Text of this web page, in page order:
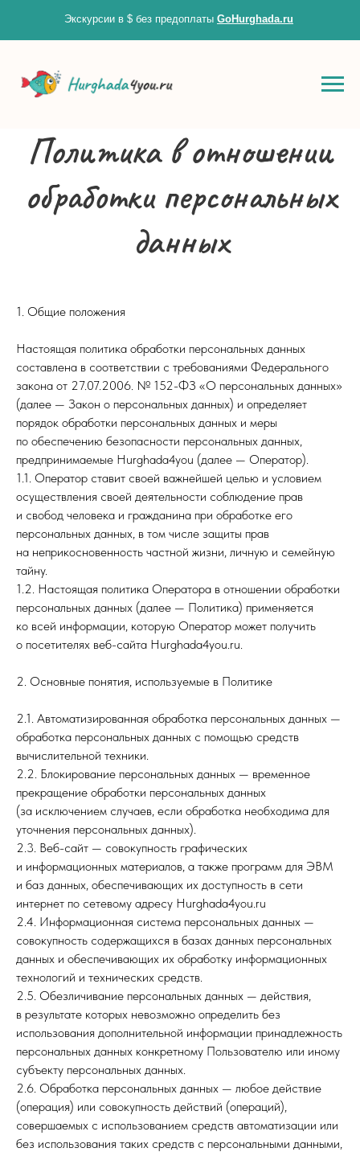
Zero
Экскурсии в $ без предоплаты GoHurghada.ru
create your own
block from scratch
Политика в отношении
обработки персональных
данных
1. Общие положения
Настоящая политика обработки персональных данных
составлена в соответствии с требованиями Федерального
закона от 27.07.2006. № 152-ФЗ «О персональных данных»
(далее — Закон о персональных данных) и определяет
порядок обработки персональных данных и меры
по обеспечению безопасности персональных данных,
предпринимаемые Hurghada4you (далее — Оператор).
1.1. Оператор ставит своей важнейшей целью и условием
осуществления своей деятельности соблюдение прав
и свобод человека и гражданина при обработке его
персональных данных, в том числе защиты прав
на неприкосновенность частной жизни, личную и семейную
тайну.
1.2. Настоящая политика Оператора в отношении обработки
персональных данных (далее — Политика) применяется
ко всей информации, которую Оператор может получить
о посетителях веб-сайта Hurghada4you.ru.
2. Основные понятия, используемые в Политике
2.1. Автоматизированная обработка персональных данных —
обработка персональных данных с помощью средств
вычислительной техники.
2.2. Блокирование персональных данных — временное
прекращение обработки персональных данных
(за исключением случаев, если обработка необходима для
уточнения персональных данных).
2.3. Веб-сайт — совокупность графических
и информационных материалов, а также программ для ЭВМ
и баз данных, обеспечивающих их доступность в сети
интернет по сетевому адресу Hurghada4you.ru
2.4. Информационная система персональных данных —
совокупность содержащихся в базах данных персональных
данных и обеспечивающих их обработку информационных
технологий и технических средств.
2.5. Обезличивание персональных данных — действия,
в результате которых невозможно определить без
использования дополнительной информации принадлежность
персональных данных конкретному Пользователю или иному
субъекту персональных данных.
2.6. Обработка персональных данных — любое действие
(операция) или совокупность действий (операций),
совершаемых с использованием средств автоматизации или
без использования таких средств с персональными данными,